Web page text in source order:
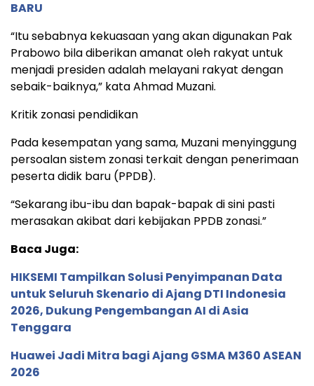
BARU
“Itu sebabnya kekuasaan yang akan digunakan Pak
Prabowo bila diberikan amanat oleh rakyat untuk
menjadi presiden adalah melayani rakyat dengan
sebaik-baiknya,” kata Ahmad Muzani.
Kritik zonasi pendidikan
Pada kesempatan yang sama, Muzani menyinggung
persoalan sistem zonasi terkait dengan penerimaan
peserta didik baru (PPDB).
“Sekarang ibu-ibu dan bapak-bapak di sini pasti
merasakan akibat dari kebijakan PPDB zonasi.”
Baca Juga:
HIKSEMI Tampilkan Solusi Penyimpanan Data
untuk Seluruh Skenario di Ajang DTI Indonesia
2026, Dukung Pengembangan AI di Asia
Tenggara
Huawei Jadi Mitra bagi Ajang GSMA M360 ASEAN
2026